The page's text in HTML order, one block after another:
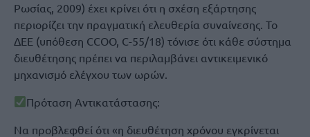
Ρωσίας, 2009) έχει κρίνει ότι η σχέση εξάρτησης
περιορίζει την πραγματική ελευθερία συναίνεσης. Το
ΔΕΕ (υπόθεση CCOO, C-55/18) τόνισε ότι κάθε σύστημα
διευθέτησης πρέπει να περιλαμβάνει αντικειμενικό
μηχανισμό ελέγχου των ωρών.
Πρόταση Αντικατάστασης:
Να προβλεφθεί ότι «η διευθέτηση χρόνου εγκρίνεται